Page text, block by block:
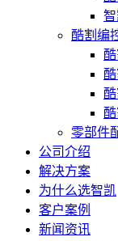
酷割编
零部件
公司介绍
解决方案
为什么选智凯
客户案例
新闻资讯